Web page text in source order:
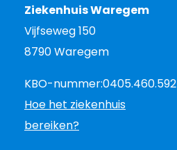
Ziekenhuis Waregem
Vijfseweg 150
8790 Waregem
KBO-nummer:0405.460.592
Hoe het ziekenhuis
bereiken?